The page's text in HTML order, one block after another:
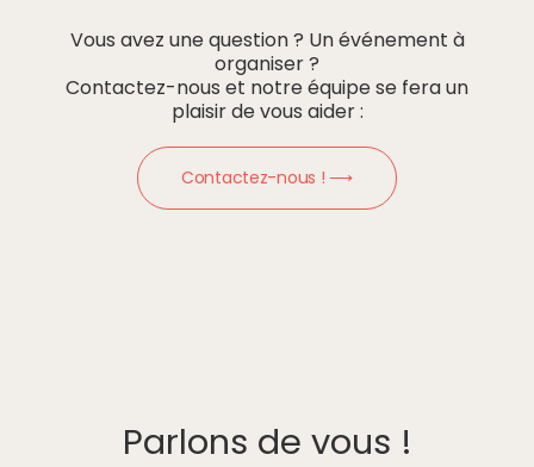
Vous avez une question ? Un événement à
organiser ?
Contactez-nous et notre équipe se fera un
plaisir de vous aider :
Contactez-nous ! ⟶
Parlons de vous !